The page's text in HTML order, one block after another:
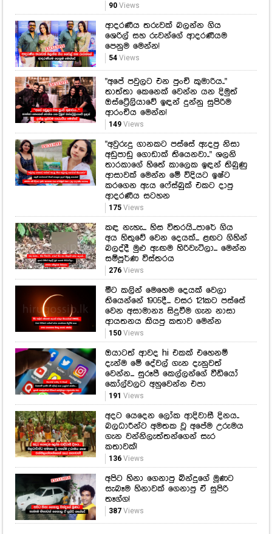
90Views
ආදරණීය තරුවක් බලන්න ගිය
ශෙරිල් සහ රුවන්ගේ ආදරණීයම
පෙනුම මෙන්න!
54Views
"අපේ පවුලට එන පුංචි කුමාරිය.."
තාත්තා කෙනෙක් වෙන්න යන දිමුත්
ඔස්ට්‍රේලියාවේ ඉඳන් දුන්නු සුපිරිම
ආරංචිය මෙන්න!
149Views
"අවුරුදු ගානකට පස්සේ ඇදපු නිසා
අඩුපාඩු ගොඩාක් තියෙනවා.." ශලනි
තාරකාගේ හිතේ කාලෙක ඉඳන් තිබුණු
ආසාවක් මෙන්න මේ විදියට ඉෂ්ට
කරගෙන ඇය ෆේස්බුක් එකට දාපු
ආදරණීය සටහන
175Views
කඳ නැහැ... හිස විතරයි...පාරේ ගිය
අය හිතුවේ වෙන දෙයක්... ළඟට ගිහින්
බලද්දී මුළු ඇඟම හිරිවැටිලා... මෙන්න
සම්පූර්ණ විස්තරය
276Views
මීට කලින් මෙහෙම දෙයක් වෙලා
තියෙන්නේ 1905දී... වසර 121කට පස්සේ
වෙන අසාමාන්‍ය සිදුවීම ගැන නාසා
ආයතනය කියපු කතාව මෙන්න
150Views
ඔයාටත් ආවද hi එකක් එහෙනම්
දැන්ම මේ දේවල් ගැන දැනුවත්
වෙන්න... සුරූපී කෙල්ලන්ගේ වීඩියෝ
කෝල්වලට අහුවෙන්න එපා
191 Views
අදට යෙදෙන ලෝක ආදිවාසී දිනය..
බලධාරීන්ට අමතක වූ අපේම උරුමය
ගැන වන්නිලැත්තන්ගෙන් සැර
කතාවක්!
136Views
අපිට හිනා ගෙනාපු බින්දුගේ මූණට
සැබෑම හිනාවක් ගෙනාපු ඒ සුපිරි
තෑග්ග!
387Views